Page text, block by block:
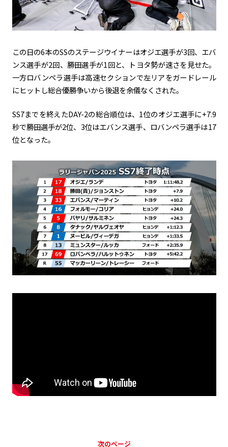
この日の6本のSSのステージウイナーはオジエ選手が3回、エバ
ンス選手が2回、勝田選手が1回と、トヨタ勢が速さを見せた。
一方ロバンペラ選手は高速セクションで左リアをガードレール
にヒットし総合優勝争いから後退を余儀なくされた。
SS7までを終えたDAY-2の総合順位は、1位のオジエ選手に+7.9
秒で勝田選手が2位、3位はエバンス選手、ロバンペラ選手は17
位となった。
次のページ